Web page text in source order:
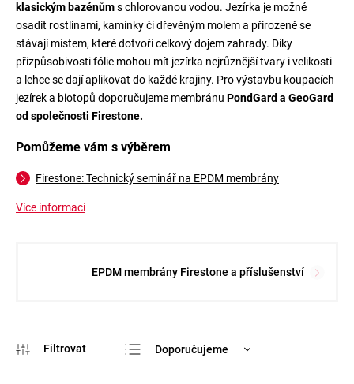
klasickým bazénůms chlorovanou vodou. Jezírka je možné
osadit rostlinami, kamínky či dřevěným molem a přirozeně se
stávají místem, které dotvoří celkový dojem zahrady. Díky
přizpůsobivosti fólie mohou mít jezírka nejrůznější tvary i velikosti
a lehce se dají aplikovat do každé krajiny. Pro výstavbu koupacích
jezírek a biotopů doporučujeme membránu PondGard a GeoGard
od společnosti Firestone.
Pomůžeme vám s výběrem
Firestone: Technický seminář na EPDM membrány
Více informací
EPDM membrány Firestone a příslušenství
Doporučujeme